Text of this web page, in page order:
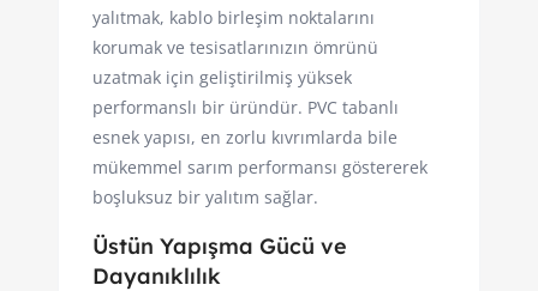
yalıtmak, kablo birleşim noktalarını
korumak ve tesisatlarınızın ömrünü
uzatmak için geliştirilmiş yüksek
performanslı bir üründür. PVC tabanlı
esnek yapısı, en zorlu kıvrımlarda bile
mükemmel sarım performansı göstererek
boşluksuz bir yalıtım sağlar.
Üstün Yapışma Gücü ve
Dayanıklılık